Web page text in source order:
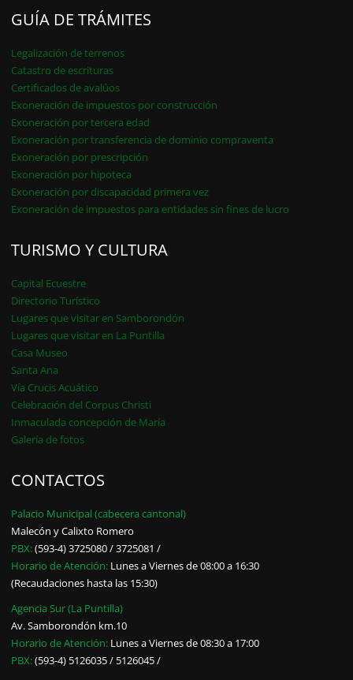
GUÍA DE TRÁMITES
Legalización de terrenos
Catastro de escrituras
Certificados de avalúos
Exoneración de impuestos por construcción
Exoneración por tercera edad
Exoneración por transferencia de dominio compraventa
Exoneración por prescripción
Exoneración por hipoteca
Exoneración por discapacidad primera vez
Exoneración de impuestos para entidades sin fines de lucro
TURISMO Y CULTURA
Capital Ecuestre
Directorio Turístico
Lugares que visitar en Samborondón
Lugares que visitar en La Puntilla
Casa Museo
Santa Ana
Vía Crucis Acuático
Celebración del Corpus Christi
Inmaculada concepción de María
Galería de fotos
CONTACTOS
Palacio Municipal (cabecera cantonal)
Malecón y Calixto Romero
PBX:(593-4) 3725080 / 3725081 /
Horario de Atención: Lunes a Viernes de 08:00 a 16:30
(Recaudaciones hasta las 15:30)
Agencia Sur (La Puntilla)
Av. Samborondón km.10
Horario de Atención: Lunes a Viernes de 08:30 a 17:00
PBX:(593-4) 5126035 / 5126045 /